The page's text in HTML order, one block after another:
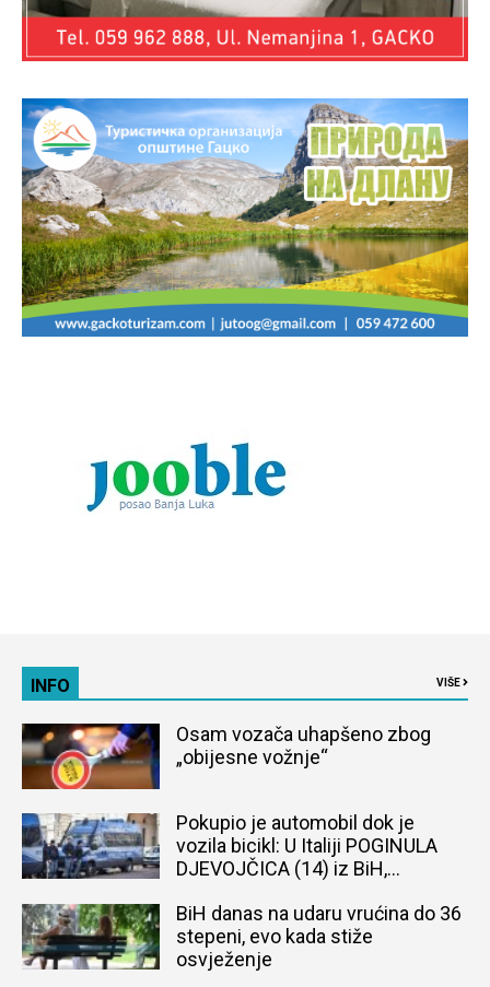
INFO VIŠE
Osam vozača uhapšeno zbog
„obijesne vožnje“
Pokupio je automobil dok je
vozila bicikl: U Italiji POGINULA
DJEVOJČICA (14) iz BiH,
BiH danas na udaru vrućina do 36
stepeni, evo kada stiže
osvježenje